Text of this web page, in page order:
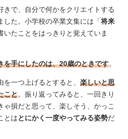
きで、自分で何かをクリエイトする
した。小学校の卒業文集には「将来
いたことをはっきりと覚えていま
を手にしたのは、20歳のときです。
一つ上げるとすると、 楽しいと思
こと。振り返ってみると、一回きり
損だと思って、楽しそう、かっこ
とはとにかく一度やってみる姿勢だ